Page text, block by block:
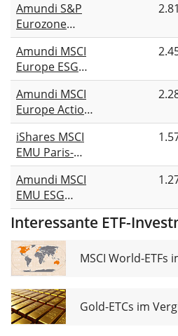
Amundi S&P
Eurozone
Climate Paris
Aligned UCITS
ETF Acc
Amundi MSCI
Europe ESG
Broad
Transition
UCITS ETF EUR
Acc
Amundi MSCI
Europe Action
UCITS ETF Dist
iShares MSCI
EMU Paris-
Aligned
Climate UCITS
ETF EUR (Acc)
Amundi MSCI
EMU ESG
Broad
Transition
UCITS ETF Acc
Interessante ETF-
MSCI World-ETFs
Gold-ETCs im